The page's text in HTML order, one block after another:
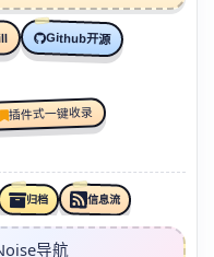
Github开源
插件式一键收录
归档 信息流
导航